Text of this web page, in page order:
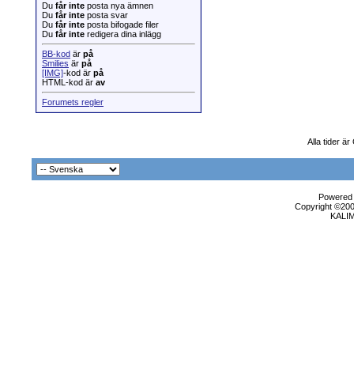
Du får inte posta nya ämnen
Du får inte posta svar
Du får inte posta bifogade filer
Du får inte redigera dina inlägg
BB-kod är på
Smilies är på
[IMG]-kod är på
HTML-kod är av
Forumets regler
Alla tider är
Copyright